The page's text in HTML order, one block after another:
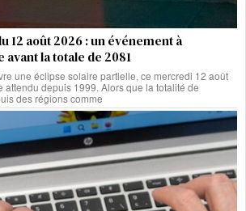
12 août 2026 : un événement à
la totale de 2081
une éclipse solaire partielle, ce mercredi 12 août
attendu depuis 1999. Alors que la totalité de
des régions comme